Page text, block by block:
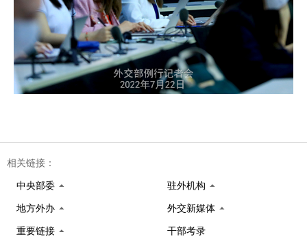
相关链接：
中央部委 驻外机构
地方外办 外交新媒体
重要链接 干部考录